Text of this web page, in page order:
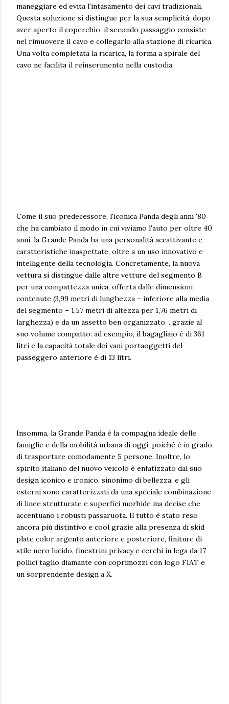
maneggiare ed evita l'intasamento dei cavi tradizionali.
Questa soluzione si distingue per la sua semplicità: dopo
aver aperto il coperchio, il secondo passaggio consiste
nel rimuovere il cavo e collegarlo alla stazione di ricarica.
Una volta completata la ricarica, la forma a spirale del
cavo ne facilita il reinserimento nella custodia.
Come il suo predecessore, l'iconica Panda degli anni '80
che ha cambiato il modo in cui viviamo l'auto per oltre 40
anni, la Grande Panda ha una personalità accattivante e
caratteristiche inaspettate, oltre a un uso innovativo e
intelligente della tecnologia. Concretamente, la nuova
vettura si distingue dalle altre vetture del segmento B
per una compattezza unica, offerta dalle dimensioni
contenute (3,99 metri di lunghezza – inferiore alla media
del segmento – 1,57 metri di altezza per 1,76 metri di
larghezza) e da un assetto ben organizzato. . grazie al
suo volume compatto: ad esempio, il bagagliaio è di 361
litri e la capacità totale dei vani portaoggetti del
passeggero anteriore è di 13 litri.
Insomma, la Grande Panda è la compagna ideale delle
famiglie e della mobilità urbana di oggi, poiché è in grado
di trasportare comodamente 5 persone. Inoltre, lo
spirito italiano del nuovo veicolo è enfatizzato dal suo
design iconico e ironico, sinonimo di bellezza, e gli
esterni sono caratterizzati da una speciale combinazione
di linee strutturate e superfici morbide ma decise che
accentuano i robusti passaruota. Il tutto è stato reso
ancora più distintivo e cool grazie alla presenza di skid
plate color argento anteriore e posteriore, finiture di
stile nero lucido, finestrini privacy e cerchi in lega da 17
pollici taglio diamante con coprimozzi con logo FIAT e
un sorprendente design a X.